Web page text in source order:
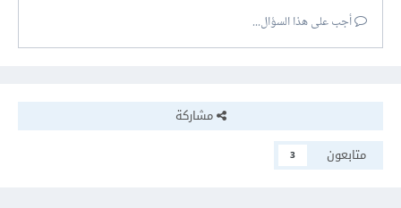
أجب على هذا السؤال...
مشاركة
متابعون
3